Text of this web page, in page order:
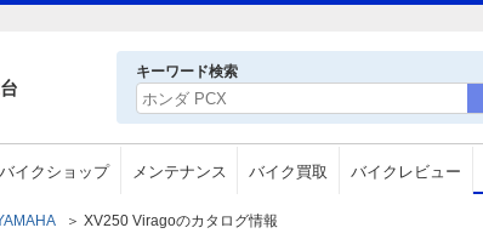
台
キーワード検索
バイクショップ メンテナンス バイク買取 バイクレビュー
＞ XV250 Viragoのカタログ情報